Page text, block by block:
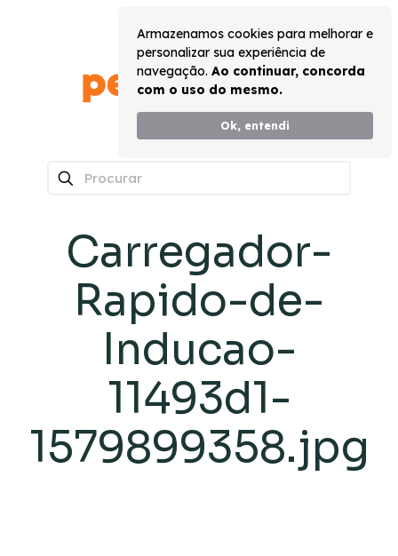
Armazenamos cookies para melhorar e
personalizar sua experiência de
navegação. Ao continuar, concorda
com o uso do mesmo.
Ok, entendi
Carregador-
Rapido-de-
Inducao-
11493d1-
1579899358.jpg